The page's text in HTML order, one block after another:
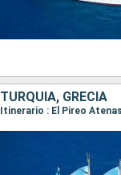
TURQUÍA, GRECIA
Itinerario : El Pireo